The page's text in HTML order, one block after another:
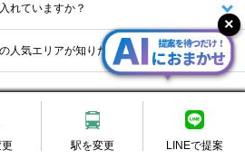
駅を変更 LINEで提案
れていますか？
人気エリアが知りたいです。